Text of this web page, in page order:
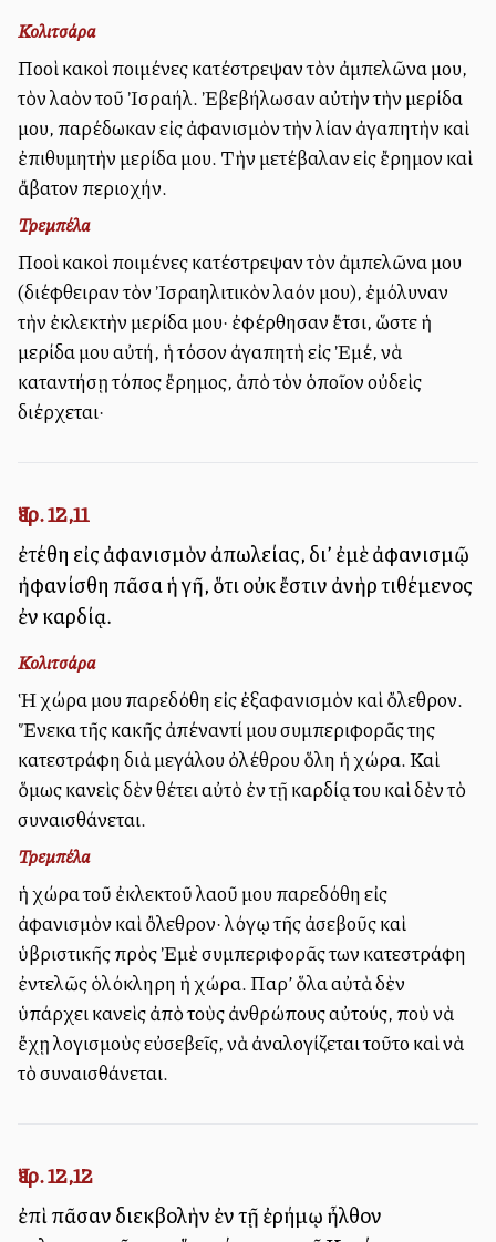
Κολιτσάρα
Πολλοὶ κακοὶ ποιμένες κατέστρεψαν τὸν ἀμπελῶνα μου,
τὸν λαὸν τοῦ Ἰσραήλ. Ἐβεβήλωσαν αὐτὴν τὴν μερίδα
μου, παρέδωκαν εἰς ἀφανισμὸν τὴν λίαν ἀγαπητὴν καὶ
ἐπιθυμητὴν μερίδα μου. Τὴν μετέβαλαν εἰς ἔρημον καὶ
ἄβατον περιοχήν.
Τρεμπέλα
Πολλοὶ κακοὶ ποιμένες κατέστρεψαν τὸν ἀμπελῶνα μου
(διέφθειραν τὸν Ἰσραηλιτικὸν λαόν μου), ἐμόλυναν
τὴν ἐκλεκτὴν μερίδα μου· ἐφέρθησαν ἔτσι, ὥστε ἡ
μερίδα μου αὐτή, ἡ τόσον ἀγαπητὴ εἰς Ἐμέ, νὰ
καταντήσῃ τόπος ἔρημος, ἀπὸ τὸν ὁποῖον οὐδεὶς
διέρχεται·
Ἰερ. 12,11
ἐτέθη εἰς ἀφανισμὸν ἀπωλείας, δι’ ἐμὲ ἀφανισμῷ
ἠφανίσθη πᾶσα ἡ γῆ, ὅτι οὐκ ἔστιν ἀνὴρ τιθέμενος
ἐν καρδίᾳ.
Κολιτσάρα
Ἡ χώρα μου παρεδόθη εἰς ἐξαφανισμὸν καὶ ὄλεθρον.
Ἕνεκα τῆς κακῆς ἀπέναντί μου συμπεριφορᾶς της
κατεστράφη διὰ μεγάλου ὀλέθρου ὅλη ἡ χώρα. Καὶ
ὅμως κανεὶς δὲν θέτει αὐτὸ ἐν τῇ καρδίᾳ του καὶ δὲν τὸ
συναισθάνεται.
Τρεμπέλα
ἡ χώρα τοῦ ἐκλεκτοῦ λαοῦ μου παρεδόθη εἰς
ἀφανισμὸν καὶ ὂλεθρον· λόγῳ τῆς ἀσεβοῦς καὶ
ὑβριστικῆς πρὸς Ἐμὲ συμπεριφορᾶς των κατεστράφη
ἐντελῶς ὁλόκληρη ἡ χώρα. Παρ’ ὅλα αὐτὰ δὲν
ὑπάρχει κανεὶς ἀπὸ τοὺς ἀνθρώπους αὐτούς, ποὺ νὰ
ἔχῃ λογισμοὺς εὐσεβεῖς, νὰ ἀναλογίζεται τοῦτο καὶ νὰ
τὸ συναισθάνεται.
Ἰερ. 12,12
ἐπὶ πᾶσαν διεκβολὴν ἐν τῇ ἐρήμῳ ἦλθον